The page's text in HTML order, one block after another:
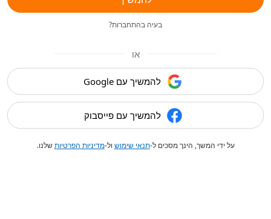
בעיה בהתחברות?
או
להמשיך עם Google
להמשיך עם פייסבוק
על ידי המשך, הינך מסכים ל-תנאי שימוש ול-מדיניות הפרטיותשלנו.